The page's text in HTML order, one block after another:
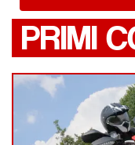
PRIMI